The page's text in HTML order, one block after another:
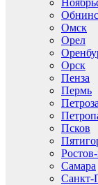
Омск
Орел
Орск
Пенза
Пермь
Псков
Самара
Санкт-